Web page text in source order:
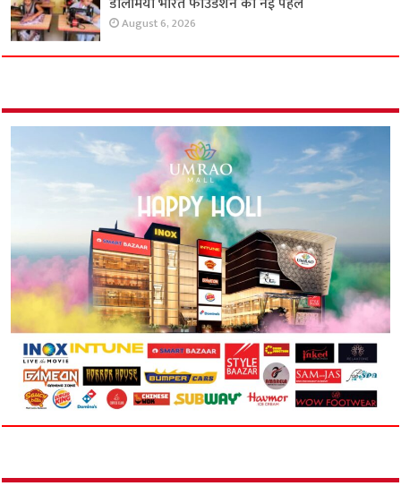
August 6, 2026